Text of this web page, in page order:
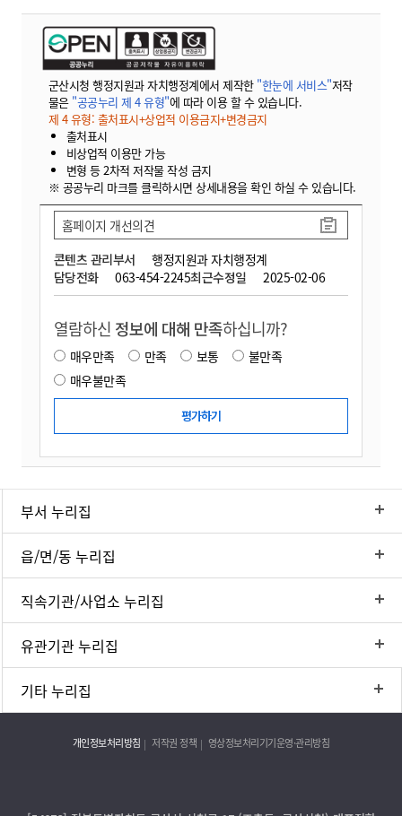
군산시청 행정지원과 자치행정계에서 제작한 "한눈에 서비스"저작
물은 "공공누리 제 4 유형"에 따라 이용 할 수 있습니다.
제 4 유형: 출처표시+상업적 이용금지+변경금지
출처표시
비상업적 이용만 가능
변형 등 2차적 저작물 작성 금지
※ 공공누리 마크를 클릭하시면 상세내용을 확인 하실 수 있습니다.
콘텐츠 관리부서
행정지원과 자치행정계
담당전화
063-454-2245최근수정일 2025-02-06
홈페이지 개선의견
열람하신 정보에 대해 만족하십니까?
매우만족 만족 보통
불만족
매우불만족
부서 누리집
읍/면/동 누리집
직속기관/사업소 누리집
유관기관 누리집
기타 누리집
개인정보처리방침 저작권 정책 영상정보처리기기운영·관리방침